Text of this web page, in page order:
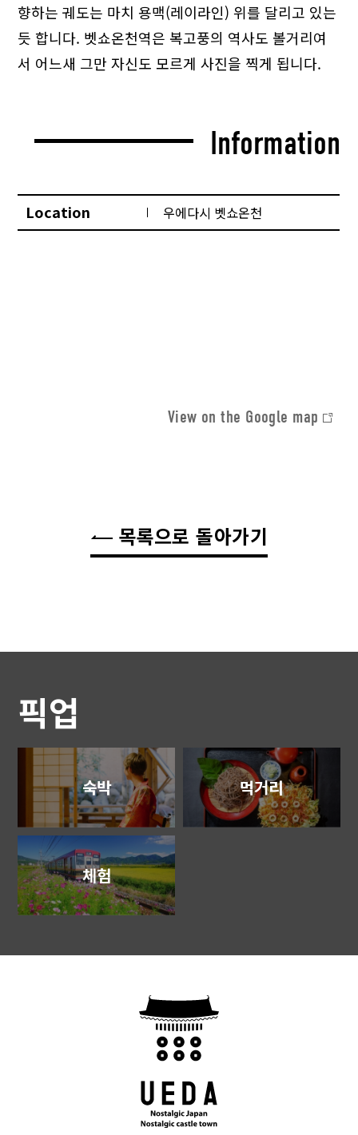
향하는 궤도는 마치 용맥(레이라인) 위를 달리고 있는
듯 합니다. 벳쇼온천역은 복고풍의 역사도 볼거리여
서 어느새 그만 자신도 모르게 사진을 찍게 됩니다.
Information
Location 우에다시 벳쇼온천
View on the Google map
목록으로 돌아가기
픽업
숙박 먹거리
체험